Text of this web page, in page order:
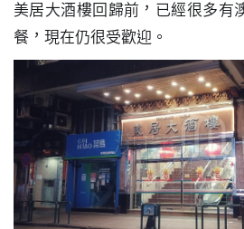
索
地
圖
美居大酒樓回歸前，已經很多有
餐，現在仍很受歡迎。